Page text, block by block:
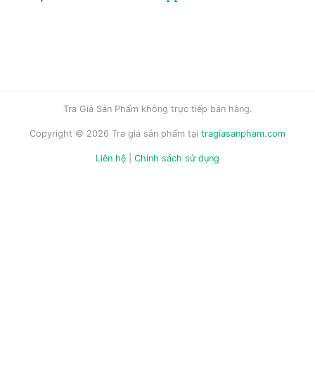
Tra Giá Sản Phẩm không trực tiếp bán hàng.
Copyright © 2026 Tra giá sản phẩm tại tragiasanpham.com
Liên hệ Chính sách sử dụng